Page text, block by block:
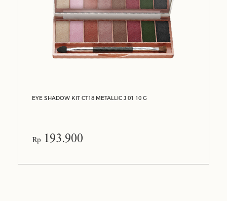
EYE SHADOW KIT CT18 METALLIC J 01 10 G
Rp 193.900